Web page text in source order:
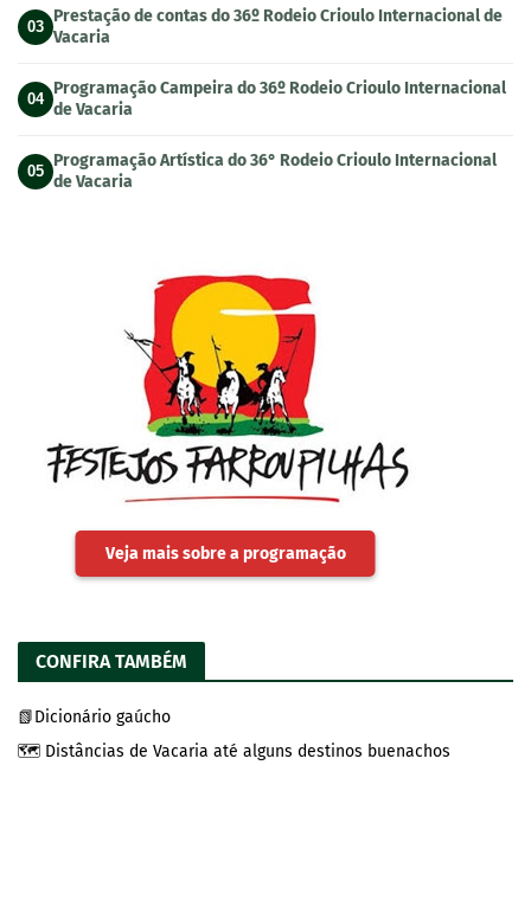
03
Prestação de contas do 36º Rodeio Crioulo Internacional de
Vacaria
04
Programação Campeira do 36º Rodeio Crioulo Internacional
de Vacaria
05
Programação Artística do 36° Rodeio Crioulo Internacional
de Vacaria
Veja mais sobre a programação
CONFIRA TAMBÉM
📗Dicionário gaúcho
🗺️ Distâncias de Vacaria até alguns destinos buenachos